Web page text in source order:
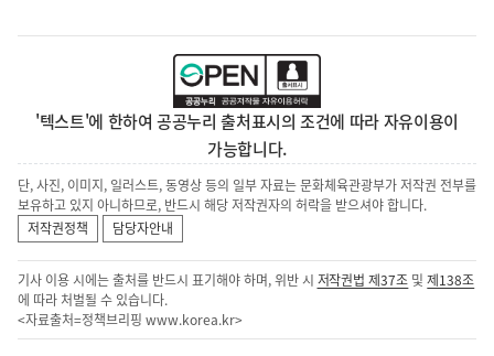
'텍스트'에 한하여 공공누리 출처표시의 조건에 따라 자유이용이
가능합니다.
단, 사진, 이미지, 일러스트, 동영상 등의 일부 자료는 문화체육관광부가 저작권 전부를
보유하고 있지 아니하므로, 반드시 해당 저작권자의 허락을 받으셔야 합니다.
저작권정책
담당자안내
기사 이용 시에는 출처를 반드시 표기해야 하며, 위반 시 저작권법 제37조 및제138조
에 따라 처벌될 수 있습니다.
<자료출처=정책브리핑 www.korea.kr>